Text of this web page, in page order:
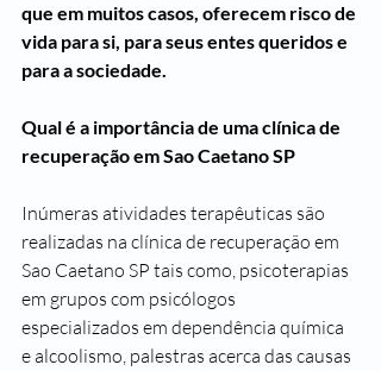
que em muitos casos, oferecem risco de
vida para si, para seus entes queridos e
para a sociedade.
Qual é a importância de uma clínica de
recuperação em Sao Caetano SP
Inúmeras atividades terapêuticas são
realizadas na clínica de recuperação em
Sao Caetano SP tais como, psicoterapias
em grupos com psicólogos
especializados em dependência química
e alcoolismo, palestras acerca das causas